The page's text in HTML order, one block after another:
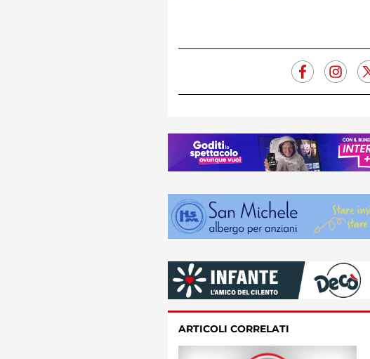
ARTICOLI CORRELATI